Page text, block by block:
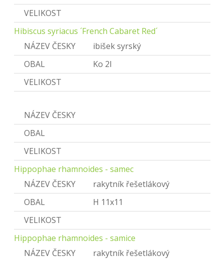
VELIKOST
Hibiscus syriacus ´French Cabaret Red´
NÁZEV ČESKY
ibišek syrský
OBAL
Ko 2l
VELIKOST
NÁZEV ČESKY
OBAL
VELIKOST
Hippophae rhamnoides - samec
NÁZEV ČESKY
rakytník řešetlákový
OBAL
H 11x11
VELIKOST
Hippophae rhamnoides - samice
NÁZEV ČESKY
rakytník řešetlákový